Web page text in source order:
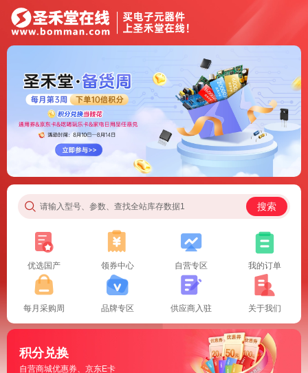
请输入型号、参数、查找全站库存数据1 搜索
优选国产 领券中心 自营专区 我的订单
每月采购周 品牌专区 供应商入驻 关于我们
积分兑换
自营商城优惠券、京东E卡